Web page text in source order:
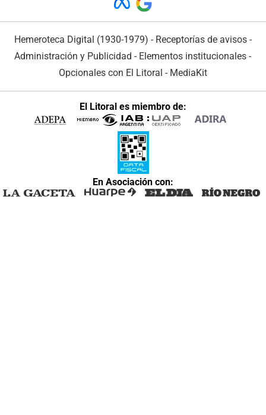
Hemeroteca Digital (1930-1979) - Receptorías de avisos -
Administración y Publicidad - Elementos institucionales -
Opcionales con El Litoral - MediaKit
El Litoral es miembro de:
En Asociación con: